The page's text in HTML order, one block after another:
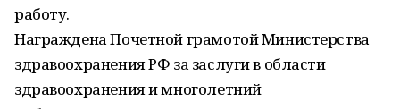
работу.
Награждена Почетной грамотой Министерства
здравоохранения РФ за заслуги в области
здравоохранения и многолетний